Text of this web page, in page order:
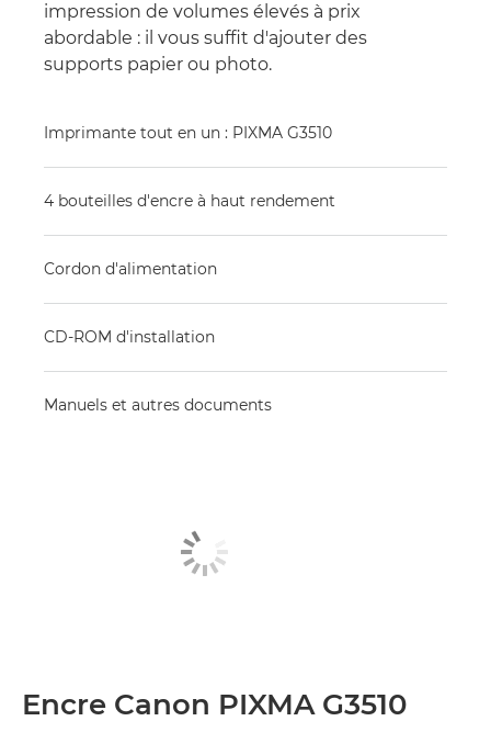
impression de volumes élevés à prix
abordable : il vous suffit d'ajouter des
supports papier ou photo.
Imprimante tout en un : PIXMA G3510
4 bouteilles d'encre à haut rendement
Cordon d'alimentation
CD-ROM d'installation
Manuels et autres documents
Encre Canon PIXMA G3510